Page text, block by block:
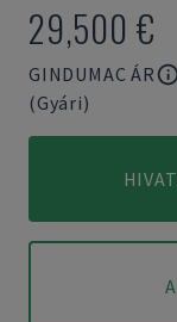
29,500 €
GINDUMAC ÁR
(Gyári)